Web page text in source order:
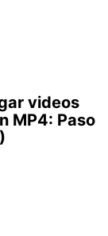
videos
MP4: Paso